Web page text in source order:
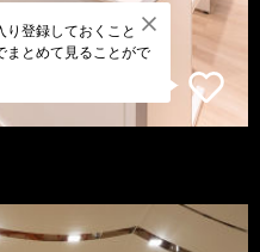
り登録しておくこと
まとめて見ることがで